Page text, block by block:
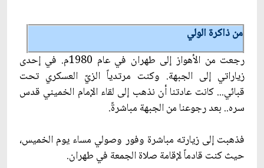
من ذاكرة الولي
رجعت من الأهواز إلى طهران في عام 1980م. في إحدى
زياراتي إلى الجبهة. وكنت مرتدياً الزيّ العسكري تحت
قبائي... كانت عادتنا أن نذهب إلى لقاء الإمام الخميني قدس
سره.. بعد رجوعنا من الجبهة مباشرةً.
فذهبت إلى زيارته مباشرة وفور وصولي مساء يوم الخميس،
حيث كنت قادماً لإقامة صلاة الجمعة في طهران.